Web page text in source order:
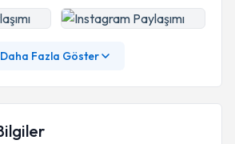
Daha Fazla Göster